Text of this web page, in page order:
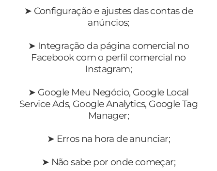
➤ Configuração e ajustes das contas de
anúncios;
➤ Integração da página comercial no
Facebook com o perfil comercial no
Instagram;
➤ Google Meu Negócio, Google Local
Service Ads, Google Analytics, Google Tag
Manager;
➤ Erros na hora de anunciar;
➤ Não sabe por onde começar;